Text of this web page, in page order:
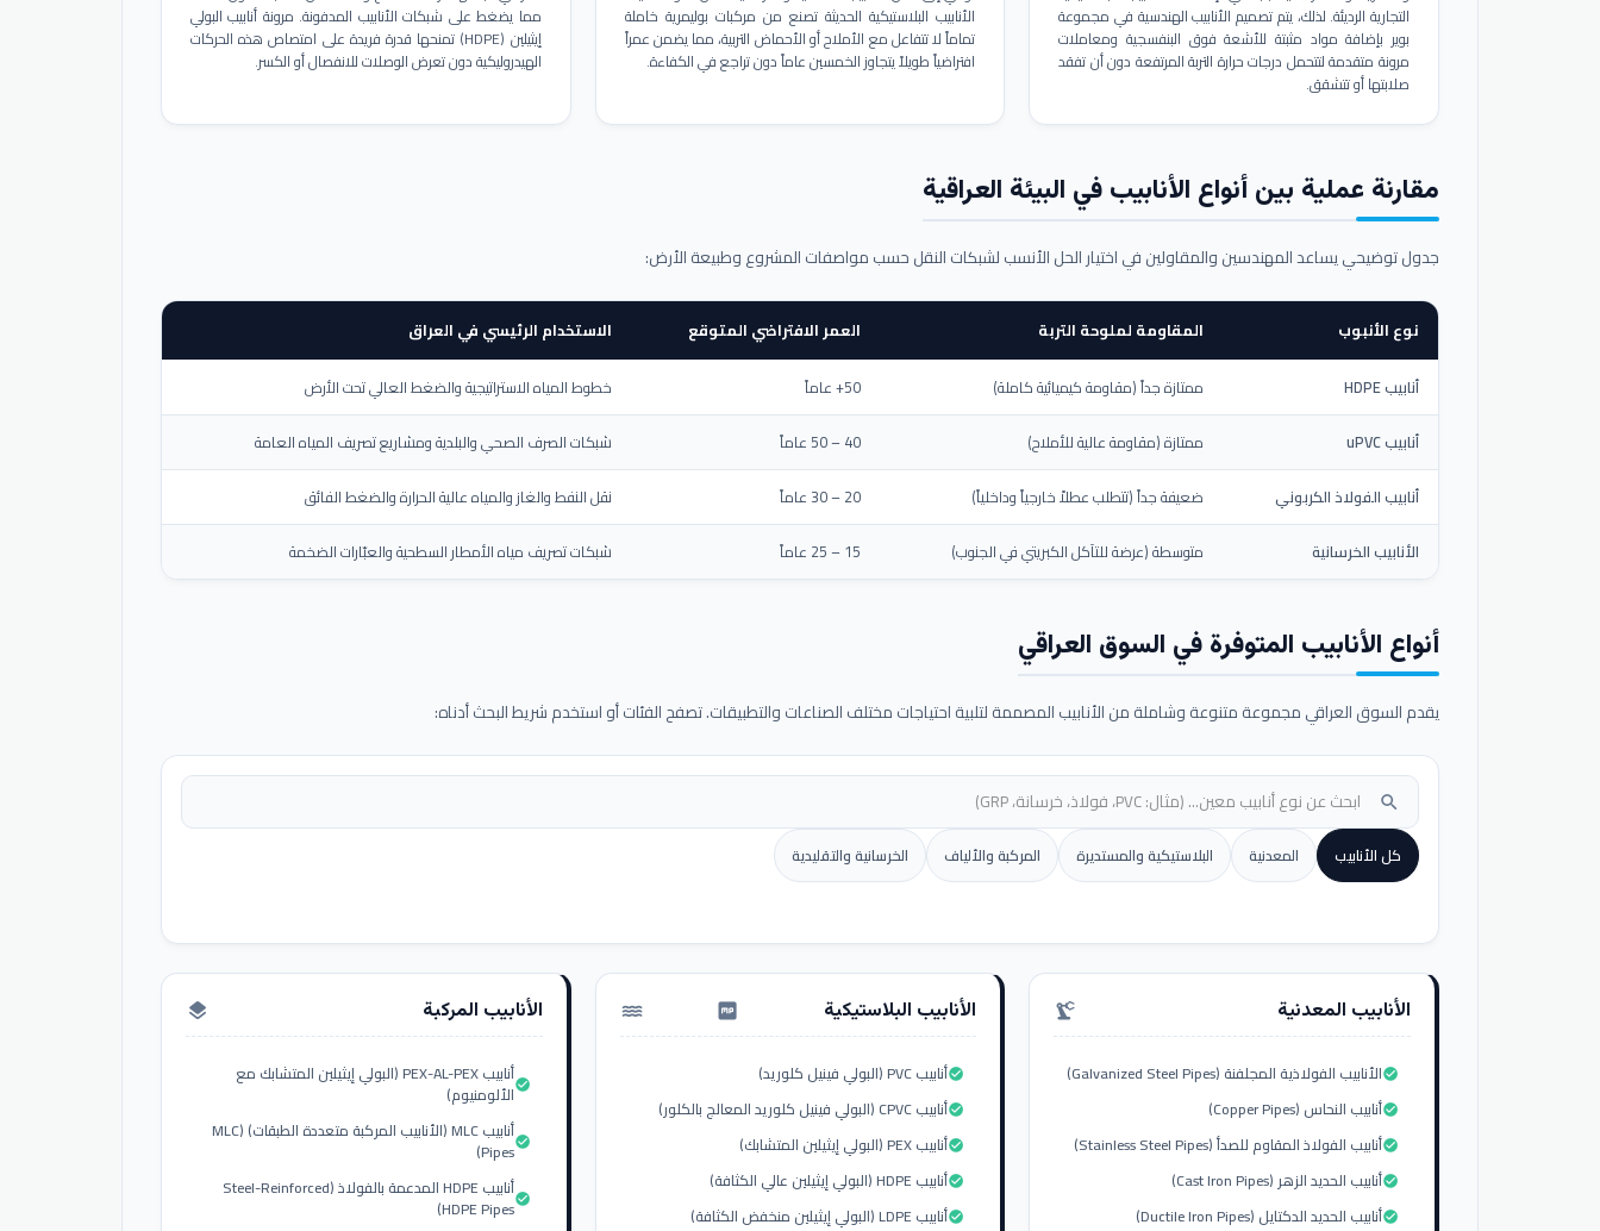
التجارية الرديئة. لذلك، يتم تصميم الأنابيب الهندسية في مجموعة
بوير بإضافة مواد مثبتة للأشعة فوق البنفسجية ومعاملات
مرونة متقدمة لتتحمل درجات حرارة التربة المرتفعة دون أن تفقد
صلابتها أو تتشقق.
الأنابيب البلاستيكية الحديثة تصنع من مركبات بوليمرية خاملة
تماماً لا تتفاعل مع الأملاح أو الأحماض التربية، مما يضمن عمراً
افتراضياً طويلاً يتجاوز الخمسين عاماً دون تراجع في الكفاءة.
مما يضغط على شبكات الأنابيب المدفونة. مرونة أنابيب البولي
إيثيلين (HDPE) تمنحها قدرة فريدة على امتصاص هذه الحركات
الهيدروليكية دون تعرض الوصلات للانفصال أو الكسر.
مقارنة عملية بين أنواع الأنابيب في البيئة العراقية
جدول توضيحي يساعد المهندسين والمقاولين في اختيار الحل الأنسب لشبكات النقل حسب مواصفات المشروع وطبيعة الأرض:
نوع الأنبوب المقاومة لملوحة التربة العمر الافتراضي المتوقع الاستخدام الرئيسي في العراق
أنابيب HDPE ممتازة جداً (مقاومة كيميائية كاملة) 50+ عاماً
خطوط المياه الاستراتيجية والضغط العالي تحت الأرض
أنابيب uPVC
ممتازة (مقاومة عالية للأملاح) 40 – 50 عاماً
شبكات الصرف الصحي والبلدية ومشاريع تصريف المياه العامة
أنابيب الفولاذ الكربوني
ضعيفة جداً (تتطلب عطلاً خارجياً وداخلياً) 20 – 30 عاماً
نقل النفط والغاز والمياه عالية الحرارة والضغط الفائق
الأنابيب الخرسانية
متوسطة (عرضة للتآكل الكبريتي في الجنوب) 15 – 25 عاماً شبكات تصريف مياه الأمطار السطحية والعبّارات الضخمة
أنواع الأنابيب المتوفرة في السوق العراقي
يقدم السوق العراقي مجموعة متنوعة وشاملة من الأنابيب المصممة لتلبية احتياجات مختلف الصناعات والتطبيقات. تصفح الفئات أو استخدم شريط البحث أدناه:
search
كل الأنابيب المعدنية البلاستيكية والمستديرة المركبة والألياف الخرسانية والتقليدية
الأنابيب المعدنية precision_manufacturing
الأنابيب الفولاذية المجلفنة (Galvanized Steel Pipes)check_circle
أنابيب النحاس (Copper Pipes)check_circle
أنابيب الفولاذ المقاوم للصدأ (Stainless Steel Pipes)check_circle
أنابيب الحديد الزهر (Cast Iron Pipes)check_circle
أنابيب الحديد الدكتايل (Ductile Iron Pipes)check_circle
الأنابيب البلاستيكية water_pump
أنابيب PVC (البولي فينيل كلوريد)check_circle
أنابيب CPVC (البولي فينيل كلوريد المعالج بالكلور)check_circle
أنابيب PEX (البولي إيثيلين المتشابك)check_circle
أنابيب HDPE (البولي إيثيلين عالي الكثافة)check_circle
أنابيب LDPE (البولي إيثيلين منخفض الكثافة)check_circle
الأنابيب المركبة layers
أنابيب PEX-AL-PEX (البولي إيثيلين المتشابك مع
الألومنيوم)check_circle
أنابيب MLC (الأنابيب المركبة متعددة الطبقات) (MLC
Pipes)check_circle
أنابيب HDPE المدعمة بالفولاذ (Steel-Reinforced
HDPE Pipes)check_circle